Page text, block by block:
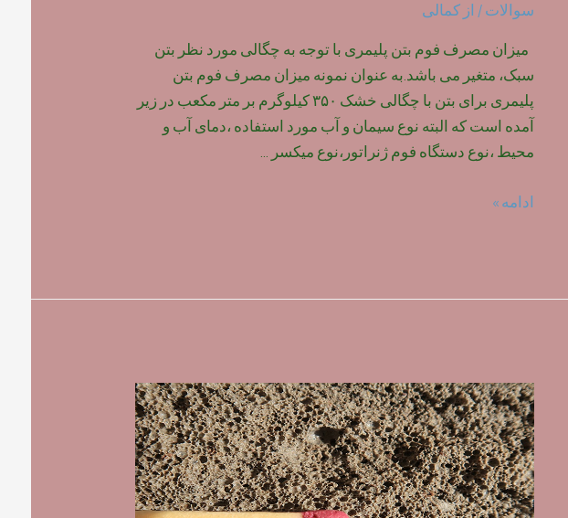
سوالات / از کمالی
میزان مصرف فوم بتن پلیمری با توجه به چگالی مورد نظر بتن
سبک، متغیر می باشد.به عنوان نمونه میزان مصرف فوم بتن
پلیمری برای بتن با چگالی خشک ۳۵۰ کیلوگرم بر متر مکعب در زیر
آمده است که البته نوع سیمان و آب مورد استفاده ،دمای آب و
محیط ،نوع دستگاه فوم ژنراتور،نوع میکسر …
میزان
فوم
ادامه »